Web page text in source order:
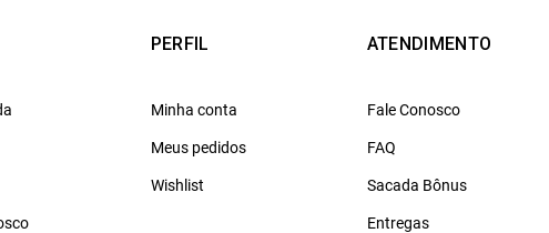
PERFIL
Minha conta
Meus pedidos
Wishlist
ATENDIMENTO
Fale Conosco
FAQ
Sacada Bônus
Entregas